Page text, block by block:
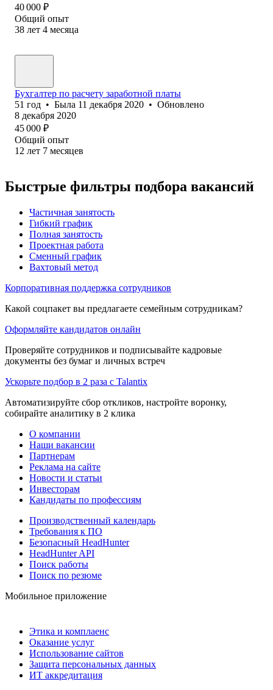
40 000 ₽
Общий опыт
38 лет 4 месяца
Бухгалтер по расчету заработной платы
51 год • Была 11 декабря 2020 • Обновлено
8 декабря 2020
45 000 ₽
Общий опыт
12 лет 7 месяцев
Быстрые фильтры подбора вакансий
Частичная занятость
Гибкий график
Полная занятость
Проектная работа
Сменный график
Вахтовый метод
Корпоративная поддержка сотрудников
Какой соцпакет вы предлагаете семейным сотрудникам?
Оформляйте кандидатов онлайн
Проверяйте сотрудников и подписывайте кадровые
документы без бумаг и личных встреч
Ускорьте подбор в 2 раза с Talantix
Автоматизируйте сбор откликов, настройте воронку,
собирайте аналитику в 2 клика
О компании
Наши вакансии
Партнерам
Реклама на сайте
Новости и статьи
Инвесторам
Кандидаты по профессиям
Производственный календарь
Требования к ПО
Безопасный HeadHunter
HeadHunter API
Поиск работы
Поиск по резюме
Мобильное приложение
Этика и комплаенс
Оказание услуг
Использование сайтов
Защита персональных данных
ИТ аккредитация